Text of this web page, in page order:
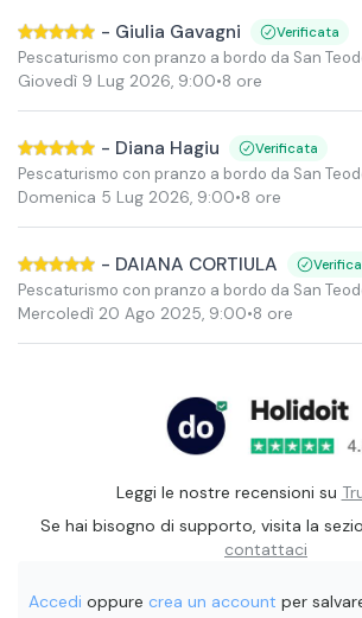
- Giulia Gavagni Verificata
Pescaturismo con pranzo a bordo da San
Giovedì 9 Lug 2026, 9:00•8 ore
- Diana Hagiu Verificata
Pescaturismo con pranzo a bordo da San
Domenica 5 Lug 2026, 9:00•8 ore
- DAIANA CORTIULA
Pescaturismo con pranzo a bordo da San
Mercoledì 20 Ago 2025, 9:00•8 ore
Leggi le nostre recensioni su
Se hai bisogno di supporto, visita la
contattaci
Accedi oppure crea un account per